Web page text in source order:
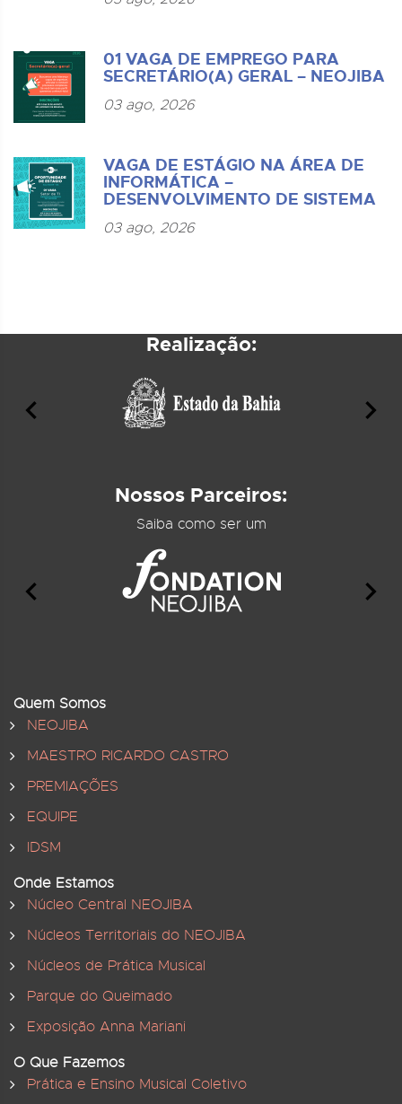
01 VAGA DE EMPREGO PARA
SECRETÁRIO(A) GERAL – NEOJIBA
03 ago, 2026
VAGA DE ESTÁGIO NA ÁREA DE
INFORMÁTICA –
DESENVOLVIMENTO DE SISTEMA
03 ago, 2026
Realização:
Nossos Parceiros:
Saiba como ser um
Quem Somos
NEOJIBA
MAESTRO RICARDO CASTRO
PREMIAÇÕES
EQUIPE
IDSM
Onde Estamos
Núcleo Central NEOJIBA
Núcleos Territoriais do NEOJIBA
Núcleos de Prática Musical
Parque do Queimado
Exposição Anna Mariani
O Que Fazemos
Prática e Ensino Musical Coletivo